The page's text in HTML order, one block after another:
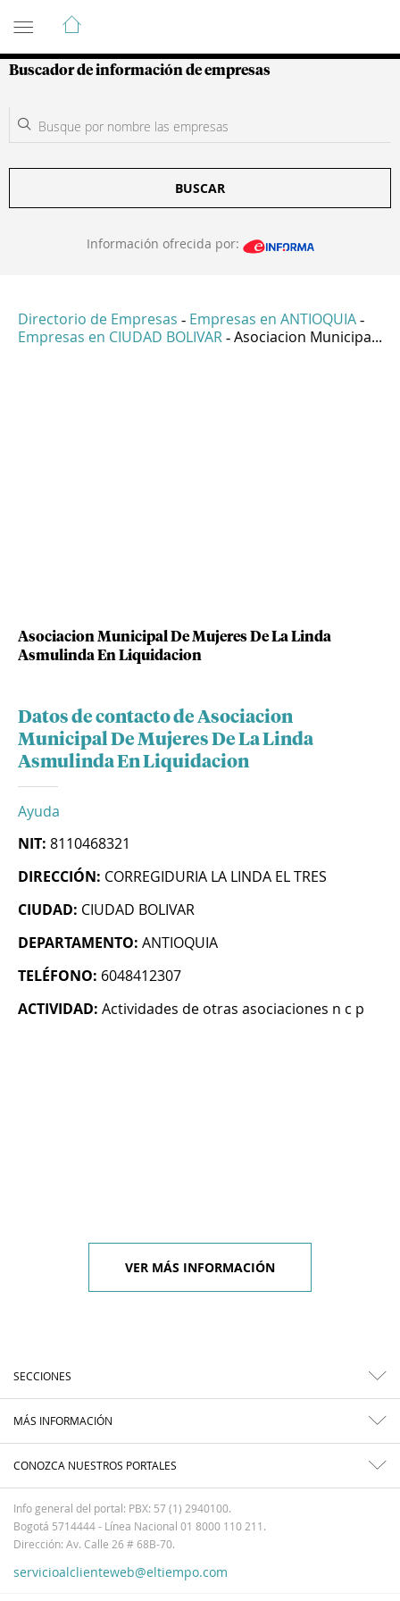
Guía de Empresas Colombianas
Buscador de información de empresas
BUSCAR
Información ofrecida por:
Directorio de Empresas - Empresas en ANTIOQUIA -
Empresas en CIUDAD BOLIVAR - Asociacion Municipa...
Asociacion Municipal De Mujeres De La Linda
Asmulinda En Liquidacion
Datos de contacto de Asociacion
Municipal De Mujeres De La Linda
Asmulinda En Liquidacion
Ayuda
NIT: 8110468321
DIRECCIÓN: CORREGIDURIA LA LINDA EL TRES
CIUDAD: CIUDAD BOLIVAR
DEPARTAMENTO: ANTIOQUIA
TELÉFONO: 6048412307
ACTIVIDAD: Actividades de otras asociaciones n c p
VER MÁS INFORMACIÓN
SECCIONES
MÁS INFORMACIÓN
CONOZCA NUESTROS PORTALES
Info general del portal: PBX: 57 (1) 2940100.
Bogotá 5714444 - Línea Nacional 01 8000 110 211.
Dirección: Av. Calle 26 # 68B-70.
servicioalclienteweb@eltiempo.com